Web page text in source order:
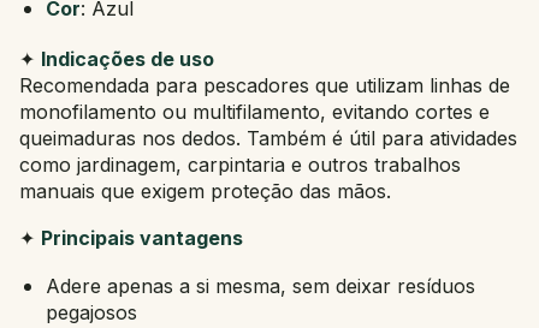
Cor: Azul
✦ Indicações de uso
Recomendada para pescadores que utilizam linhas de
monofilamento ou multifilamento, evitando cortes e
queimaduras nos dedos. Também é útil para atividades
como jardinagem, carpintaria e outros trabalhos
manuais que exigem proteção das mãos.
✦ Principais vantagens
Adere apenas a si mesma, sem deixar resíduos
pegajosos